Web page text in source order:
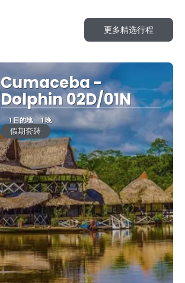
更多精选行程
Cumaceba -
Dolphin 02D/01N
1 目的地 1 晚
假期套裝